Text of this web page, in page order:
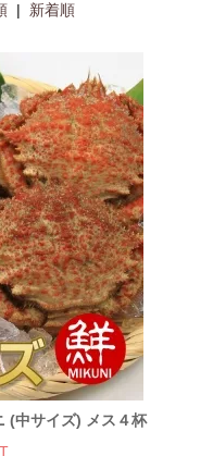
| 新着順
(中サイズ) メス４杯